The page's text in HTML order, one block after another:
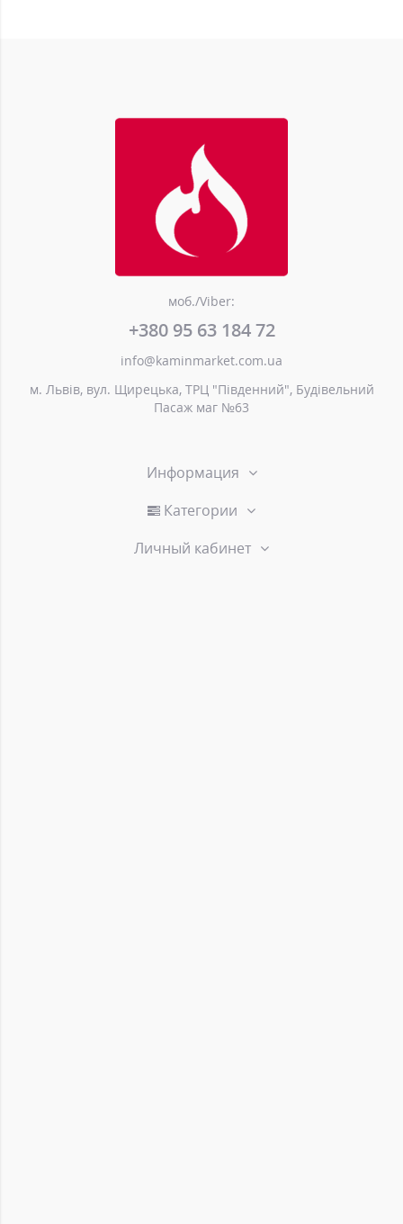
моб./Viber:
+380 95 63 184 72
info@kaminmarket.com.ua
м. Львів, вул. Щирецька, ТРЦ "Південний", Будівельний
Пасаж маг №63
Информация
Категории
Личный кабинет